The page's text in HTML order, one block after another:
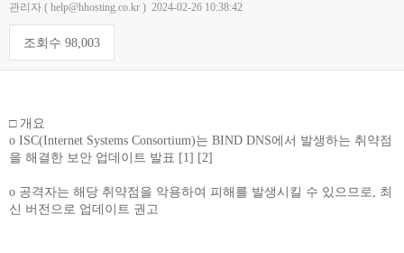
관리자 ( help@hhosting.co.kr ) 2024-02-26 10:38:42
조회수 98,003
□ 개요
o ISC(Internet Systems Consortium)는 BIND DNS에서 발생하는 취약점
을 해결한 보안 업데이트 발표 [1] [2]
o 공격자는 해당 취약점을 악용하여 피해를 발생시킬 수 있으므로, 최
신 버전으로 업데이트 권고